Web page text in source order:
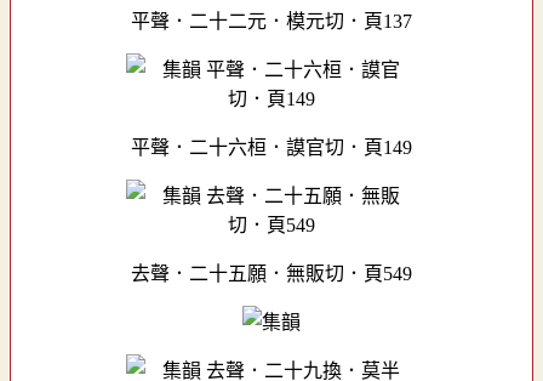
平聲．二十二元．模元切．頁137
平聲．二十六桓．謨官切．頁149
去聲．二十五願．無販切．頁549